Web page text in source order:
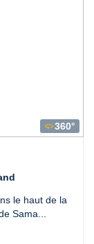
360360°
le haut de la
Sama...